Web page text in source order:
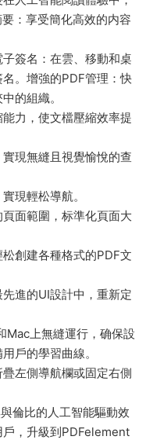
：享受簡化高效的内容
簽名：在雲、移動和桌
。增強的PDF管理：快
的組織。
力，使文檔壓縮效率提
現無縫且視覺愉悅的查
現輕松導航。
面範圍，标準化頁面大
創建各種格式的PDF文
進的UI設計中，重新定
Mac上無縫運行，确保設
戶的學習曲線。
左側導航欄或固定右側
倫比的人工智能驅動效
，升級到PDFelement